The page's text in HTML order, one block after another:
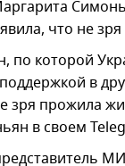
что не
по которой
в
зря прожила
в своем